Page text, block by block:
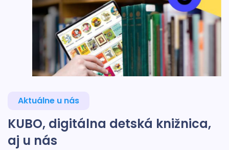
Aktuálne u nás
KUBO, digitálna detská knižnica,
aj u nás